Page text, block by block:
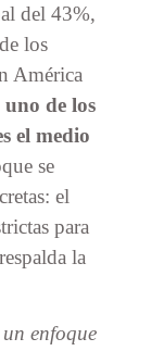
del 43%,
los
América
uno de los
el medio
se
el
para
la
enfoque